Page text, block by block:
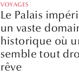
VOYAGES
Le Palais
un vaste
historique où
semble tout
rêve